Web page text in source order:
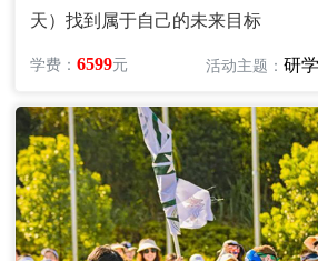
天）找到属于自己的未来目标
学费：6599元 活动主题：研学/